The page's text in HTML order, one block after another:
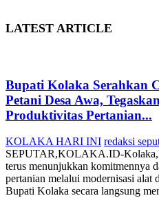
LATEST ARTICLE
Bupati Kolaka Serahkan
Petani Desa Awa,
Produktivitas Pertanian...
KOLAKA HARI INI redaksi
SEPUTAR,KOLAKA.ID-
terus menunjukkan komitmennya
pertanian melalui modernisasi alat
Bupati Kolaka secara langsung